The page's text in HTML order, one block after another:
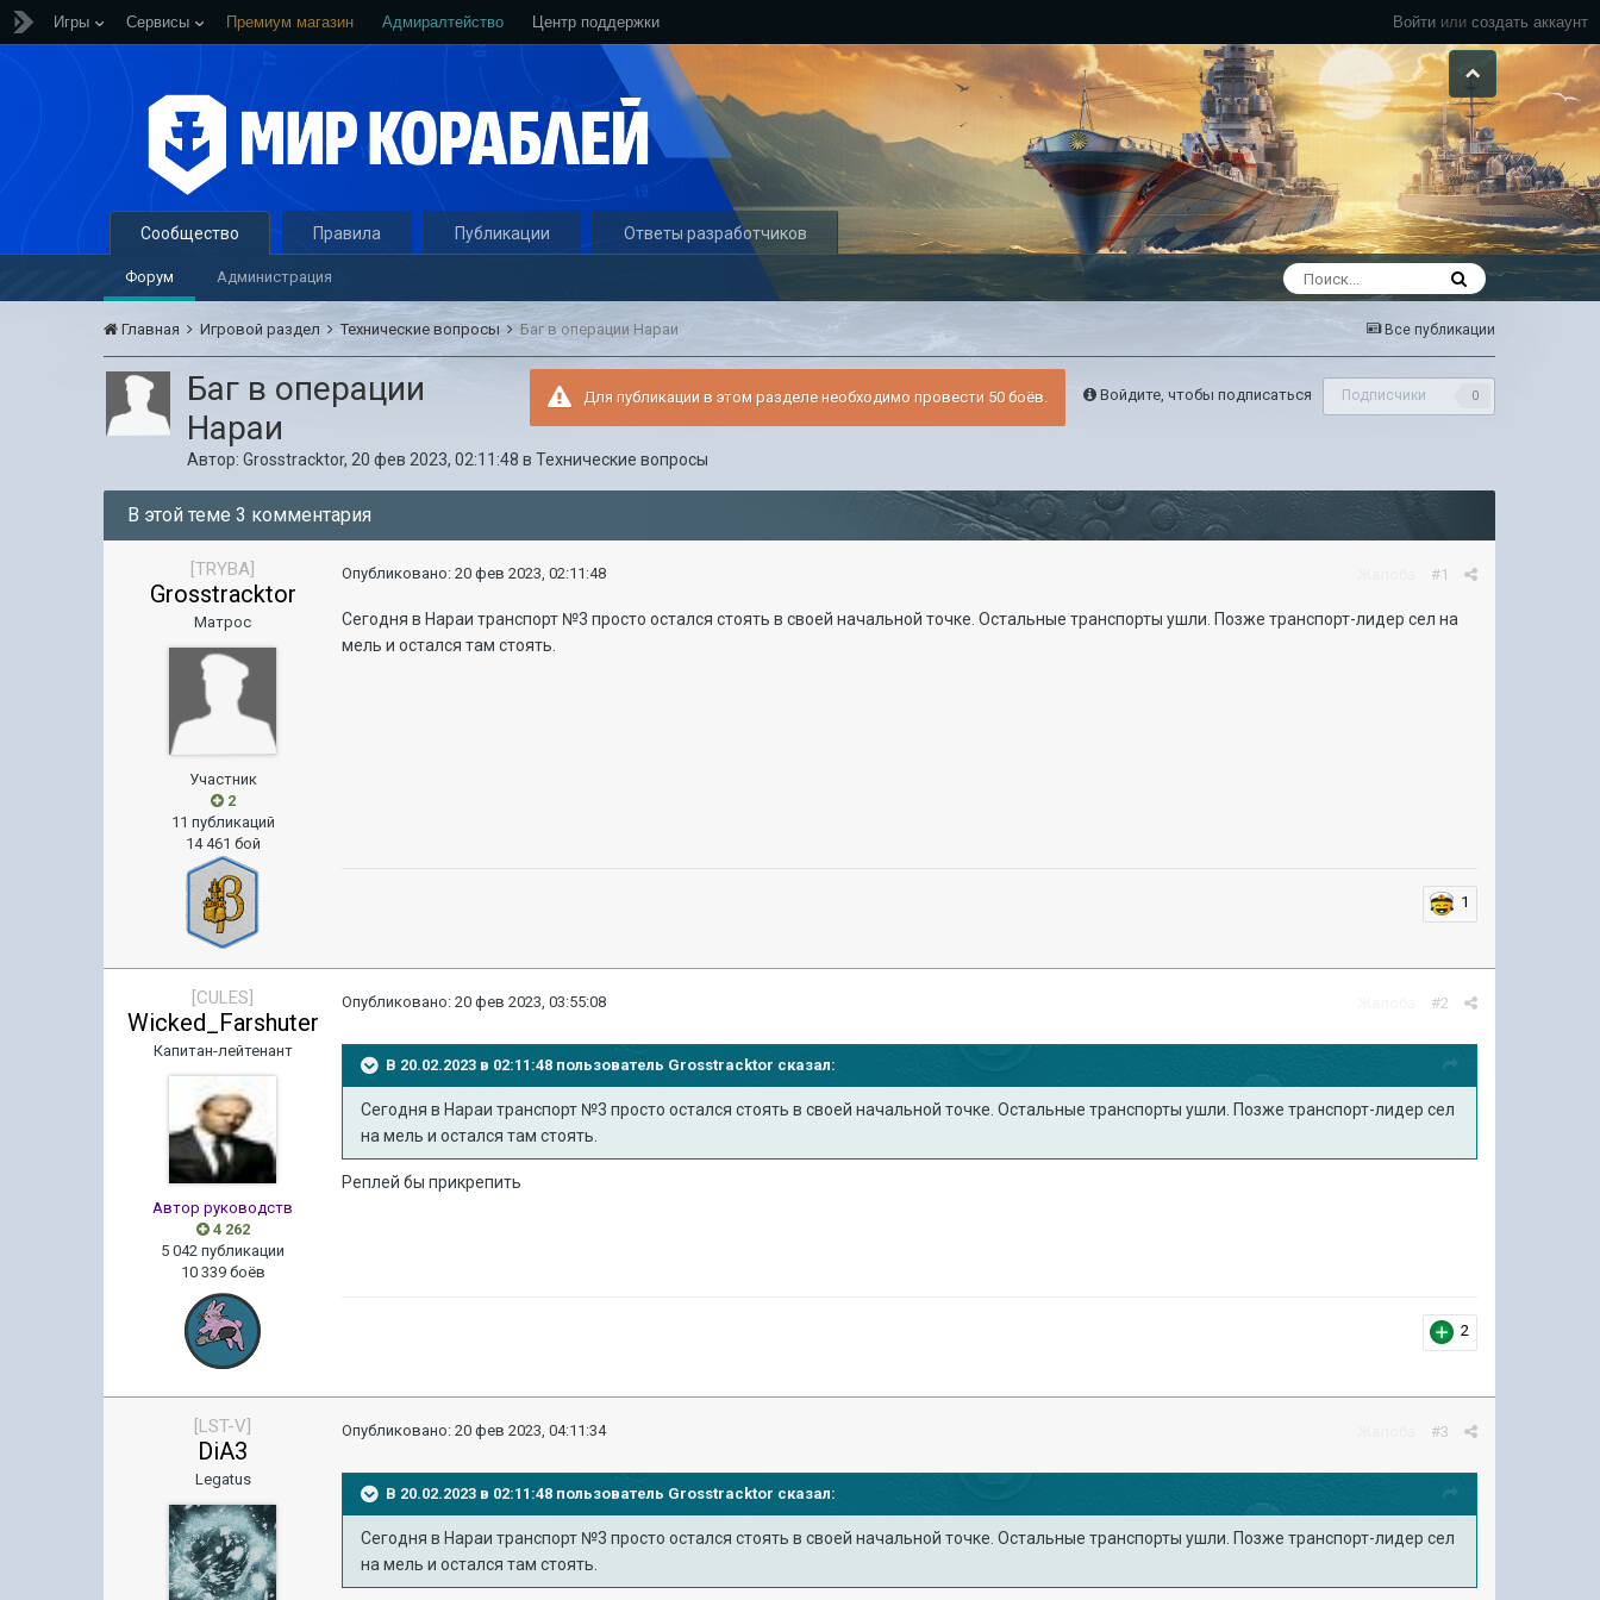
Войти или создать аккаунт
Игры Сервисы Премиум магазин Адмиралтейство Центр поддержки
Сообщество
Форум Администрация
Правила Публикации Ответы разработчиков
Все публикации
Главная Игровой раздел Технические вопросы Баг в операции Нараи
Войдите, чтобы подписаться Подписчики 0
Для публикации в этом разделе необходимо провести 50 боёв.
Баг в операции
Нараи
Автор:Grosstracktor, 20 фев 2023, 02:11:48 вТехнические вопросы
В этой теме 3 комментария
[TRYBA]
Grosstracktor
Матрос
Участник
2
11 публикаций
14 461 бой
#1
Опубликовано:20 фев 2023, 02:11:48
Сегодня в Нараи транспорт №3 просто остался стоять в своей начальной точке. Остальные транспорты ушли. Позже транспорт-лидер сел на
мель и остался там стоять.
1
[CULES]
Wicked_Farshuter
Капитан-лейтенант
Автор руководств
4 262
5 042 публикации
10 339 боёв
#2
Опубликовано:20 фев 2023, 03:55:08
В 20.02.2023 в 02:11:48 пользователь Grosstracktor сказал:
Сегодня в Нараи транспорт №3 просто остался стоять в своей начальной точке. Остальные транспорты ушли. Позже транспорт-лидер сел
на мель и остался там стоять.
Реплей бы прикрепить
2
[LST-V]
DiA3
Legatus
#3
Опубликовано:20 фев 2023, 04:11:34
В 20.02.2023 в 02:11:48 пользователь Grosstracktor сказал:
Сегодня в Нараи транспорт №3 просто остался стоять в своей начальной точке. Остальные транспорты ушли. Позже транспорт-лидер сел
на мель и остался там стоять.